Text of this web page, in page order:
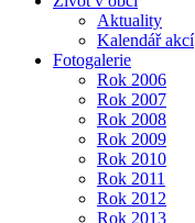
Aktuality
Kalendář akcí
Fotogalerie
Rok 2006
Rok 2007
Rok 2008
Rok 2009
Rok 2010
Rok 2011
Rok 2012
Rok 2013